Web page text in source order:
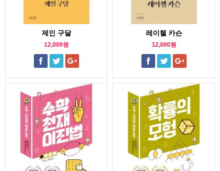
제인 구달
12,000원
레이첼 카슨
12,000원